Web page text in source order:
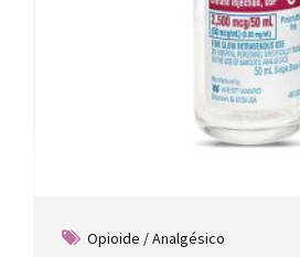
Opioide / Analgésico